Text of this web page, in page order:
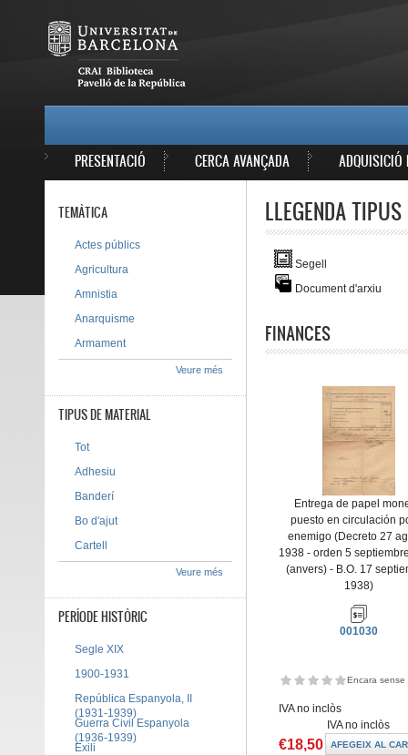
PRESENTACIÓ CERCA AVANÇADA ADQUISICIÓ
LLEGENDA
Segell
Document d'arxiu
FINANCES
Entrega de papel
puesto en circulación
enemigo (Decreto 27
1938 - orden 5
(anvers) - B.O. 17
1938)
001030
Encara sense
IVA no inclòs
IVA no inclòs
€18,50
TEMÀTICA
Actes públics
Agricultura
Amnistia
Anarquisme
Armament
Veure més
TIPUS DE MATERIAL
Tot
Adhesiu
Banderí
Bo d'ajut
Cartell
Veure més
PERÍODE HISTÒRIC
Segle XIX
1900-1931
República Espanyola, II
(1931-1939)
Guerra Civil Espanyola
(1936-1939)
Exili